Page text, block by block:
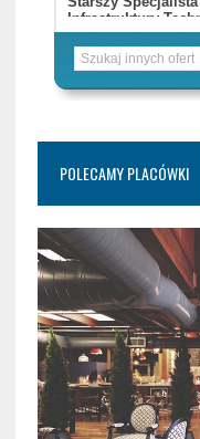
POLECAMY PLACÓWKI